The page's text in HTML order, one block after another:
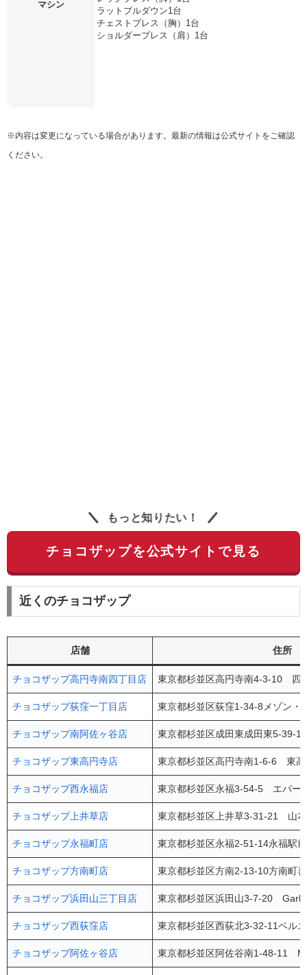
マシン
ラットプルダウン1台
チェストプレス（胸）1台
ショルダープレス（肩）1台
※内容は変更になっている場合があります。最新の情報は公式サイトをご確認
ください。
もっと知りたい！
チョコザップを公式サイトで見る
近くのチョコザップ
店舗 住所
チョコザップ高円寺南四丁目店 東京都杉並区高円寺南4-3-10
チョコザップ荻窪一丁目店 東京都杉並区荻窪1-34-8メゾン
チョコザップ南阿佐ヶ谷店 東京都杉並区成田東成田東5-
チョコザップ東高円寺店 東京都杉並区高円寺南1-6-6 東
チョコザップ西永福店 東京都杉並区永福3-54-5 エバー
チョコザップ上井草店 東京都杉並区上井草3-31-21 山
チョコザップ永福町店 東京都杉並区永福2-51-14永福駅
チョコザップ方南町店 東京都杉並区方南2-13-10方南町
チョコザップ浜田山三丁目店 東京都杉並区浜田山3-7-20
チョコザップ西荻窪店 東京都杉並区西荻北3-32-11ベル
チョコザップ阿佐ヶ谷店 東京都杉並区阿佐谷南1-48-11